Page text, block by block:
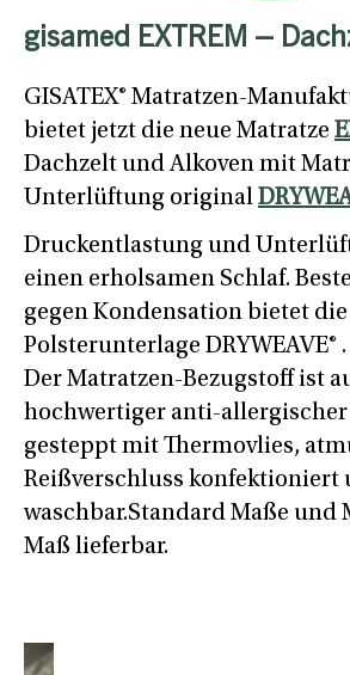
gisamed EXTREM –
GISATEX® Matratzen-
bietet jetzt die neue Matratze
Dachzelt und Alkoven mit
Unterlüftung original
Druckentlastung und
einen erholsamen Schlaf.
gegen Kondensation bietet
Polsterunterlage DRYWEAVE® .
Der Matratzen-Bezugstoff ist
hochwertiger anti-allergischer
gesteppt mit Thermovlies,
Reißverschluss konfektioniert
waschbar.Standard Maße und
Maß lieferbar.